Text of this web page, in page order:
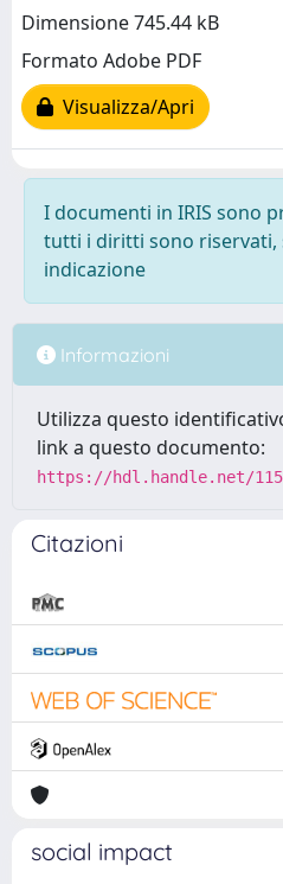
Dimensione 745.44 kB
Formato Adobe PDF
Visualizza/Apri
I documenti in IRIS sono
tutti i diritti sono riservati,
indicazione
Informazioni
Utilizza questo
link a questo documento:
https://hdl.handle.net/
Citazioni
social impact